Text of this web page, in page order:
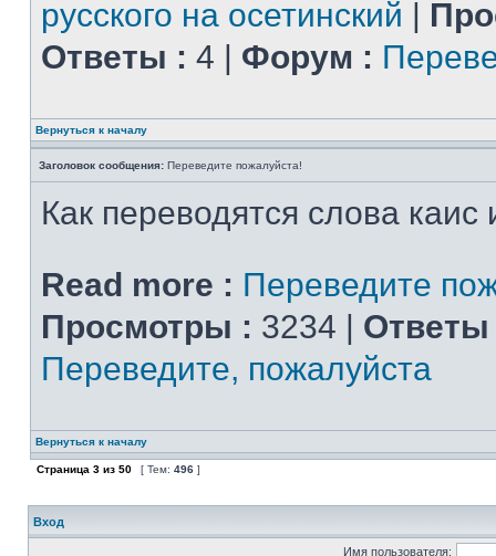
русского на осетинский |
Ответы : 4 | Форум :
Вернуться к началу
Заголовок сообщения: Переведите пожалуйста!
Как переводятся слова каис
Read more : Переведите
Просмотры : 3234 | Ответы
Переведите, пожалуйста
Вернуться к началу
Страница 3 из 50 [ Тем: 496 ]
Вход
Имя пользователя: